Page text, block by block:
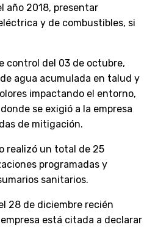
año 2018, presentar
y de combustibles, si
control del 03 de octubre,
agua acumulada en talud y
impactando el entorno,
se exigió a la empresa
de mitigación.
realizó un total de 25
programadas y
sanitarios.
28 de diciembre recién
está citada a declarar